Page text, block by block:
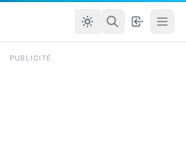
PUBLICITÉ